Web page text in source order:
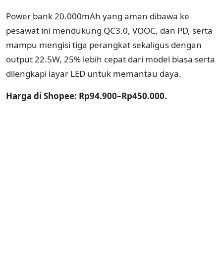
Power bank 20.000mAh yang aman dibawa ke
pesawat ini mendukung QC3.0, VOOC, dan PD, serta
mampu mengisi tiga perangkat sekaligus dengan
output 22.5W, 25% lebih cepat dari model biasa serta
dilengkapi layar LED untuk memantau daya.
Harga di Shopee: Rp94.900–Rp450.000.